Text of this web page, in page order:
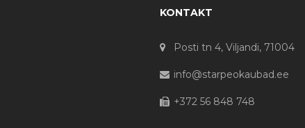
KONTAKT
Posti tn 4, Viljandi, 71004
info@starpeokaubad.ee
+372 56 848 748